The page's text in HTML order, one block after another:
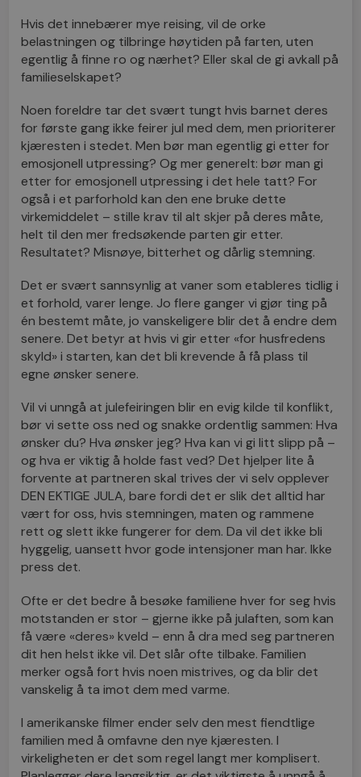
Hvis det innebærer mye reising, vil de orke
belastningen og tilbringe høytiden på farten, uten
egentlig å finne ro og nærhet? Eller skal de gi avkall på
familieselskapet?
Noen foreldre tar det svært tungt hvis barnet deres
for første gang ikke feirer jul med dem, men prioriterer
kjæresten i stedet. Men bør man egentlig gi etter for
emosjonell utpressing? Og mer generelt: bør man gi
etter for emosjonell utpressing i det hele tatt? For
også i et parforhold kan den ene bruke dette
virkemiddelet – stille krav til alt skjer på deres måte,
helt til den mer fredsøkende parten gir etter.
Resultatet? Misnøye, bitterhet og dårlig stemning.
Det er svært sannsynlig at vaner som etableres tidlig i
et forhold, varer lenge. Jo flere ganger vi gjør ting på
én bestemt måte, jo vanskeligere blir det å endre dem
senere. Det betyr at hvis vi gir etter «for husfredens
skyld» i starten, kan det bli krevende å få plass til
egne ønsker senere.
Vil vi unngå at julefeiringen blir en evig kilde til konflikt,
bør vi sette oss ned og snakke ordentlig sammen: Hva
ønsker du? Hva ønsker jeg? Hva kan vi gi litt slipp på –
og hva er viktig å holde fast ved? Det hjelper lite å
forvente at partneren skal trives der vi selv opplever
DEN EKTIGE JULA, bare fordi det er slik det alltid har
vært for oss, hvis stemningen, maten og rammene
rett og slett ikke fungerer for dem. Da vil det ikke bli
hyggelig, uansett hvor gode intensjoner man har. Ikke
press det.
Ofte er det bedre å besøke familiene hver for seg hvis
motstanden er stor – gjerne ikke på julaften, som kan
få være «deres» kveld – enn å dra med seg partneren
dit hen helst ikke vil. Det slår ofte tilbake. Familien
merker også fort hvis noen mistrives, og da blir det
vanskelig å ta imot dem med varme.
I amerikanske filmer ender selv den mest fiendtlige
familien med å omfavne den nye kjæresten. I
virkeligheten er det som regel langt mer komplisert.